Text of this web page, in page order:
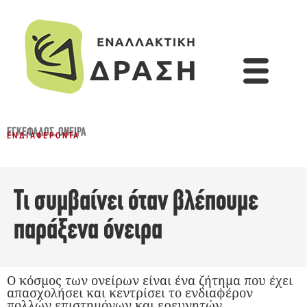
ΕΓΚΈΦΑΛΟΣ,ΌΝΕΙΡΑ
ΕΝΔΙΑΦΈΡΟΝΤΑ
Τι συμβαίνει όταν βλέπουμε
παράξενα όνειρα
Ο κόσμος των ονείρων είναι ένα ζήτημα που έχει
απασχολήσει και κεντρίσει το ενδιαφέρον